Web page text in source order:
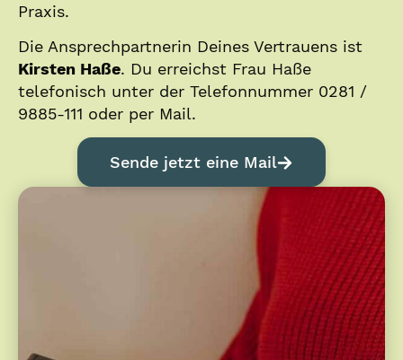
Praxis.
Die Ansprechpartnerin Deines Vertrauens ist
Kirsten Haße. Du erreichst Frau Haße
telefonisch unter der Telefonnummer 0281 /
9885-111 oder per Mail.
Sende jetzt eine Mail